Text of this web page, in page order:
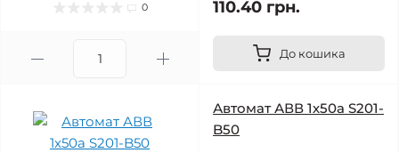
0 110.40 грн.
До кошика
Автомат АВВ 1х50а S201-
B50